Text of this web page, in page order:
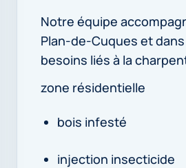
Notre équipe
Plan-de-Cuques et
besoins liés à la
zone résidentielle
bois infesté
injection insecticide